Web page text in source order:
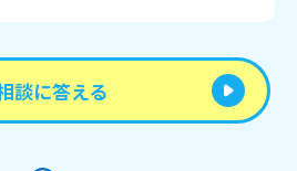
談に答える